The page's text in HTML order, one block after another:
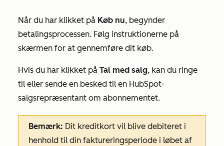
Når du har klikket på Køb nu, begynder
betalingsprocessen. Følg instruktionerne på
skærmen for at gennemføre dit køb.
Hvis du har klikket på Tal med salg, kan du ringe
til eller sende en besked til en HubSpot-
salgsrepræsentant om abonnementet.
Bemærk: Dit kreditkort vil blive debiteret i
henhold til din faktureringsperiode i løbet af